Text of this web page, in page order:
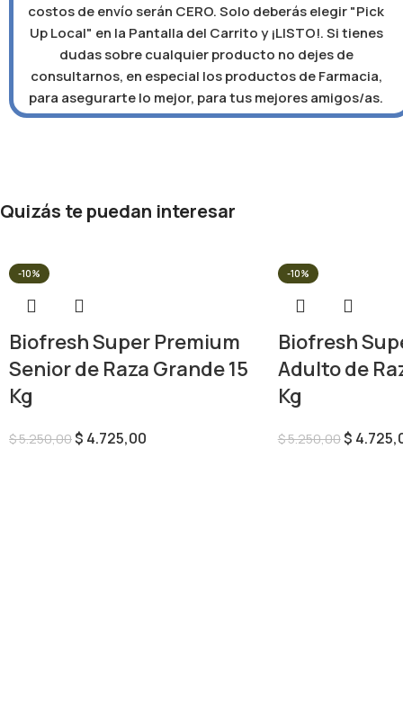
costos de envío serán CERO. Solo deberás elegir "Pick
Up Local" en la Pantalla del Carrito y ¡LISTO!. Si tienes
dudas sobre cualquier producto no dejes de
consultarnos, en especial los productos de Farmacia,
para asegurarte lo mejor, para tus mejores amigos/as.
Quizás te puedan interesar
-10%
Biofresh Super Premium
Senior de Raza Grande 15
Kg
$5.250,00$ 4.725,00
-10%
Biofresh
Adulto de
Kg
$5.250,00$